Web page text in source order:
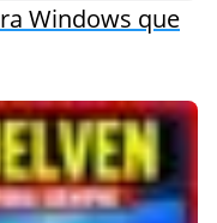
Windows que